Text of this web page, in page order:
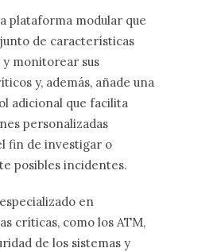
plataforma modular que
de características
monitorear sus
y, además, añade una
adicional que facilita
personalizadas
fin de investigar o
posibles incidentes.
en
críticas, como los ATM,
de los sistemas y